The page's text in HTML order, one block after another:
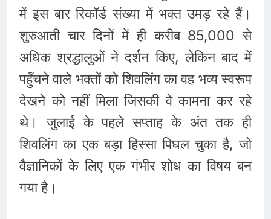
में इस बार रिकॉर्ड संख्या में भक्त उमड़ रहे हैं।
शुरुआती चार दिनों में ही करीब 85,000 से
अधिक श्रद्धालुओं ने दर्शन किए, लेकिन बाद में
पहुँचने वाले भक्तों को शिवलिंग का वह भव्य स्वरूप
देखने को नहीं मिला जिसकी वे कामना कर रहे
थे। जुलाई के पहले सप्ताह के अंत तक ही
शिवलिंग का एक बड़ा हिस्सा पिघल चुका है, जो
वैज्ञानिकों के लिए एक गंभीर शोध का विषय बन
गया है।